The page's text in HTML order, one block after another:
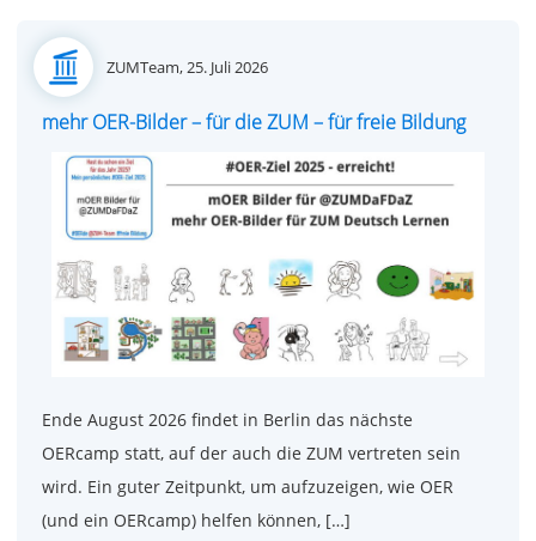
ZUMTeam,Posted
25. Juli 2026
mehr OER-Bilder – für die ZUM – für freie Bildung
Ende August 2026 findet in Berlin das nächste
OERcamp statt, auf der auch die ZUM vertreten sein
wird. Ein guter Zeitpunkt, um aufzuzeigen, wie OER
(und ein OERcamp) helfen können, […]